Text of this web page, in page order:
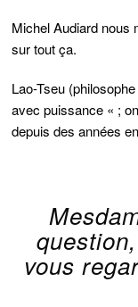
Michel Audiard nous
sur tout ça.
Lao-Tseu
avec puissance « ;
depuis des années
vous